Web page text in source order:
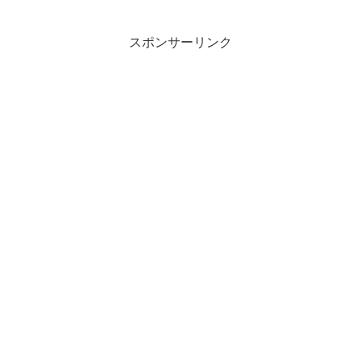
スポンサーリンク